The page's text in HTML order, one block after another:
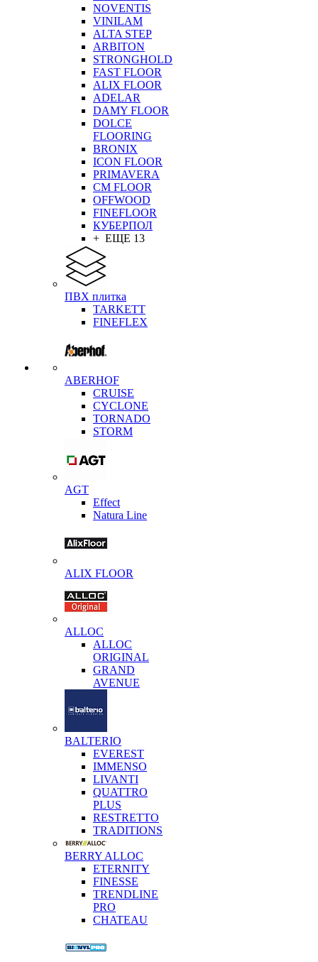
NOVENTIS
VINILAM
ALTA STEP
ARBITON
STRONGHOLD
FAST FLOOR
ALIX FLOOR
ADELAR
DAMY FLOOR
DOLCE
FLOORING
BRONIX
ICON FLOOR
PRIMAVERA
CM FLOOR
OFFWOOD
FINEFLOOR
КУБЕРПОЛ
+ ЕЩЕ 13
ПВХ плитка
TARKETT
FINEFLEX
ABERHOF
CRUISE
CYCLONE
TORNADO
STORM
AGT
Effect
Natura Line
ALIX FLOOR
ALLOC
ALLOC
ORIGINAL
GRAND
AVENUE
BALTERIO
EVEREST
IMMENSO
LIVANTI
QUATTRO
PLUS
RESTRETTO
TRADITIONS
BERRY ALLOC
ETERNITY
FINESSE
TRENDLINE
PRO
CHATEAU